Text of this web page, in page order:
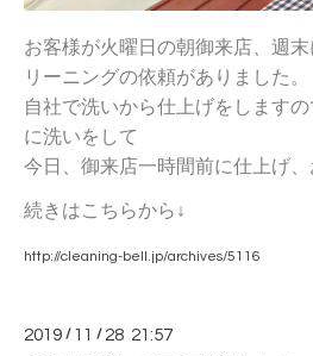
お客様が火曜日の朝御来店、週
リーニングの依頼がありました。
自社で洗いから仕上げをします
に洗いをして
今日、御来店一時間前に仕上げ、
続きはこちらから↓
http://cleaning-bell.jp/archives/5116
2019 / 11 / 28 21:57